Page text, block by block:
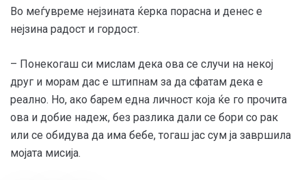
Во меѓувреме нејзината ќерка порасна и денес е
нејзина радост и гордост.
– Понекогаш си мислам дека ова се случи на некој
друг и морам дас е штипнам за да сфатам дека е
реално. Но, ако барем една личност која ќе го прочита
ова и добие надеж, без разлика дали се бори со рак
или се обидува да има бебе, тогаш јас сум ја завршила
мојата мисија.